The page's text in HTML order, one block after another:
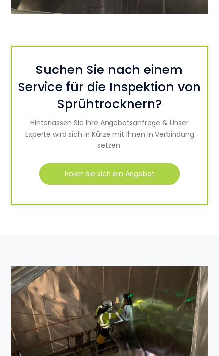
Suchen Sie nach einem
Service für die Inspektion von
Sprühtrocknern?
Hinterlassen Sie Ihre Angebotsanfrage & Unser
Experte wird sich in Kürze mit Ihnen in Verbindung
setzen.
Holen Sie sich ein Angebot